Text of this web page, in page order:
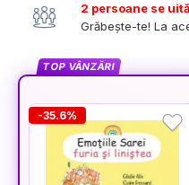
2 persoane se
Grăbește-te! La
TOP VÂNZĂRI
-35.6%